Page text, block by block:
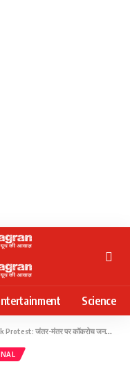
Science
कॉकरोच जनता पार्टी का बड़ा प्रदर्शन, धर्मेंद्र प्रधान के इस्तीफे की मांग तेज